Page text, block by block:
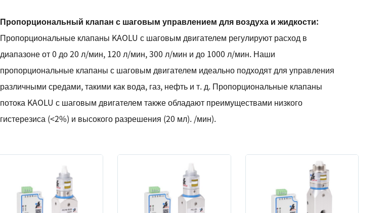
Пропорциональный клапан с шаговым управлением для воздуха и жидкости:
Пропорциональные клапаны KAOLU с шаговым двигателем регулируют расход в
диапазоне от 0 до 20 л/мин, 120 л/мин, 300 л/мин и до 1000 л/мин. Наши
пропорциональные клапаны с шаговым двигателем идеально подходят для управления
различными средами, такими как вода, газ, нефть и т. д. Пропорциональные клапаны
потока KAOLU с шаговым двигателем также обладают преимуществами низкого
гистерезиса (<2%) и высокого разрешения (20 мл). /мин).